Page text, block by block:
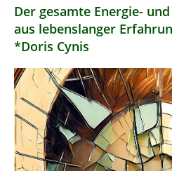
Der gesamte Energie-
aus lebenslanger
*Doris Cynis